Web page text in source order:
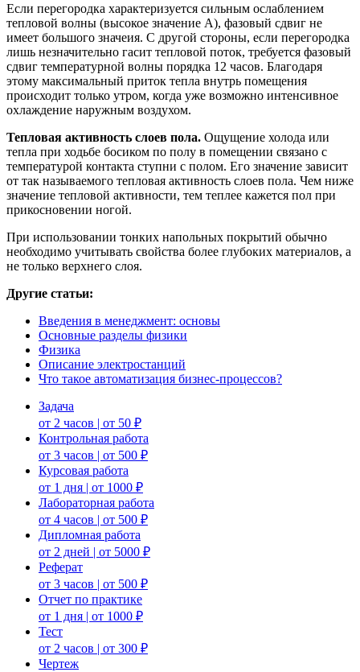
Если перегородка характеризуется сильным ослаблением
тепловой волны (высокое значение A), фазовый сдвиг не
имеет большого значеия. С другой стороны, если перегородка
лишь незначительно гасит тепловой поток, требуется фазовый
сдвиг температурной волны порядка 12 часов. Благодаря
этому максимальный приток тепла внутрь помещения
происходит только утром, когда уже возможно интенсивное
охлаждение наружным воздухом.
Тепловая активность слоев пола. Ощущение холода или
тепла при ходьбе босиком по полу в помещении связано с
температурой контакта ступни с полом. Его значение зависит
от так называемого тепловая активность слоев пола. Чем ниже
значение тепловой активности, тем теплее кажется пол при
прикосновении ногой.
При использовании тонких напольных покрытий обычно
необходимо учитывать свойства более глубоких материалов, а
не только верхнего слоя.
Другие статьи:
Введения в менеджмент: основы
Основные разделы физики
Физика
Описание электростанций
Что такое автоматизация бизнес-процессов?
Задача
от 2 часов | от 50 ₽
Контрольная работа
от 3 часов | от 500 ₽
Курсовая работа
от 1 дня | от 1000 ₽
Лабораторная работа
от 4 часов | от 500 ₽
Дипломная работа
от 2 дней | от 5000 ₽
Реферат
от 3 часов | от 500 ₽
Отчет по практике
от 1 дня | от 1000 ₽
Тест
от 2 часов | от 300 ₽
Чертеж